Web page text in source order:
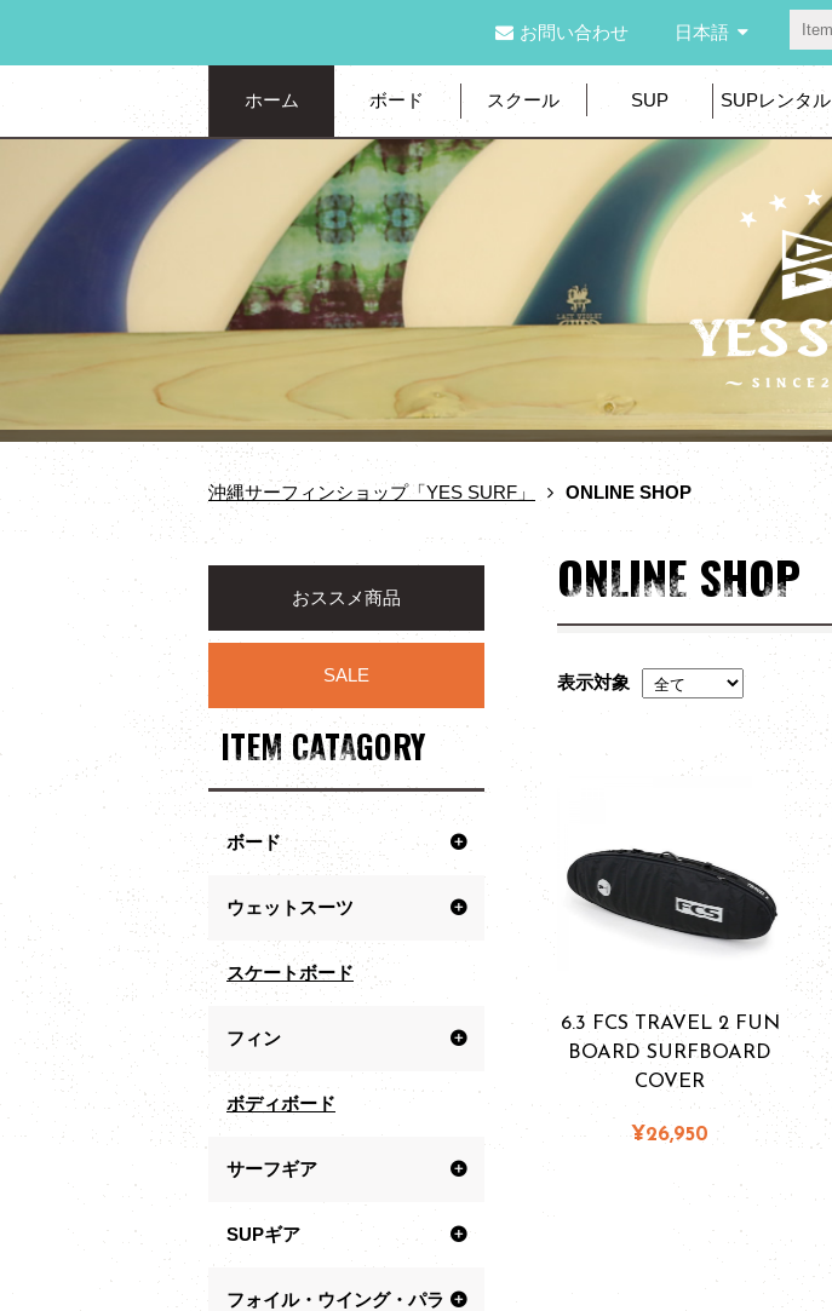
お問い合わせ 日本語
ホーム ボード スクール SUP SUPレンタル
沖縄サーフィンショップ「YES SURF」 ONLINE SHOP
ONLINE SHOP
表示対象
6.3 FCS TRAVEL 2 FUN
BOARD SURFBOARD
COVER
¥26,950
おススメ商品
SALE
ITEM CATAGORY
ボード
ウェットスーツ
スケートボード
フィン
ボディボード
サーフギア
SUPギア
フォイル・ウイング・パラ